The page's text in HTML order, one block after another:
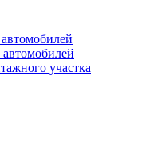
участка